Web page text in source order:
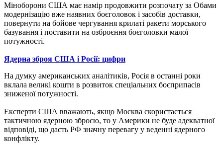
Міноборони США має намір продовжити розпочату за Обами
модернізацію вже наявних боєголовок і засобів доставки,
повернути на бойове чергування крилаті ракети морського
базування і поставити на озброєння боєголовки малої
потужності.
Ядерна зброя США і Росії: цифри
На думку американських аналітиків, Росія в останні роки
вклала великі кошти в розвиток спеціальних боєприпасів
зниженої потужності.
Експерти США вважають, якщо Москва скористається
тактичною ядерною зброєю, то у Америки не буде адекватної
відповіді, що дасть РФ значну перевагу у веденні ядерного
конфлікту.